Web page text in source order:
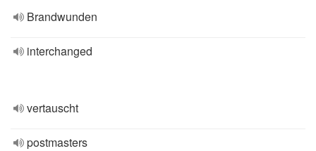
Brandwunden
interchanged
vertauscht
postmasters